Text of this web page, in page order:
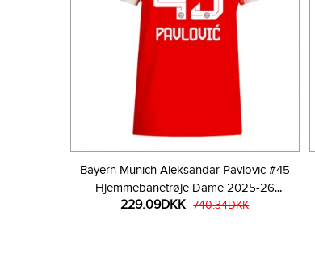
Bayern Munich Aleksandar Pavlovic #45
Hjemmebanetrøje Dame 2025-26
Kortærmet
229.09DKK 740.34DKK